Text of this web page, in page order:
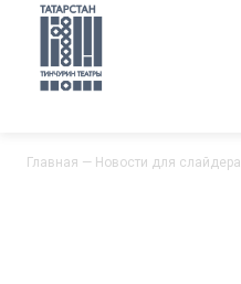
Главная — Новости для слайдера